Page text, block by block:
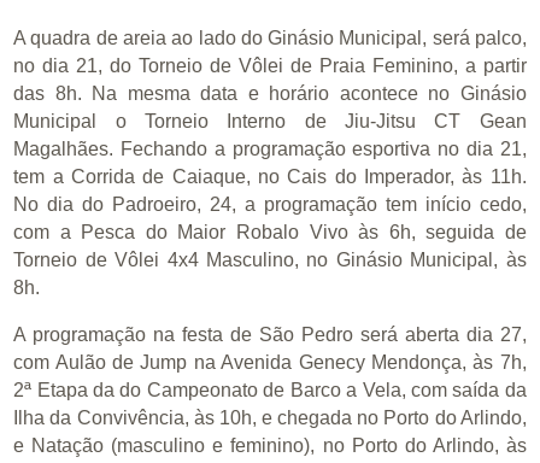
A quadra de areia ao lado do Ginásio Municipal, será palco,
no dia 21, do Torneio de Vôlei de Praia Feminino, a partir
das 8h. Na mesma data e horário acontece no Ginásio
Municipal o Torneio Interno de Jiu-Jitsu CT Gean
Magalhães. Fechando a programação esportiva no dia 21,
tem a Corrida de Caiaque, no Cais do Imperador, às 11h.
No dia do Padroeiro, 24, a programação tem início cedo,
com a Pesca do Maior Robalo Vivo às 6h, seguida de
Torneio de Vôlei 4x4 Masculino, no Ginásio Municipal, às
8h.
A programação na festa de São Pedro será aberta dia 27,
com Aulão de Jump na Avenida Genecy Mendonça, às 7h,
2ª Etapa da do Campeonato de Barco a Vela, com saída da
Ilha da Convivência, às 10h, e chegada no Porto do Arlindo,
e Natação (masculino e feminino), no Porto do Arlindo, às